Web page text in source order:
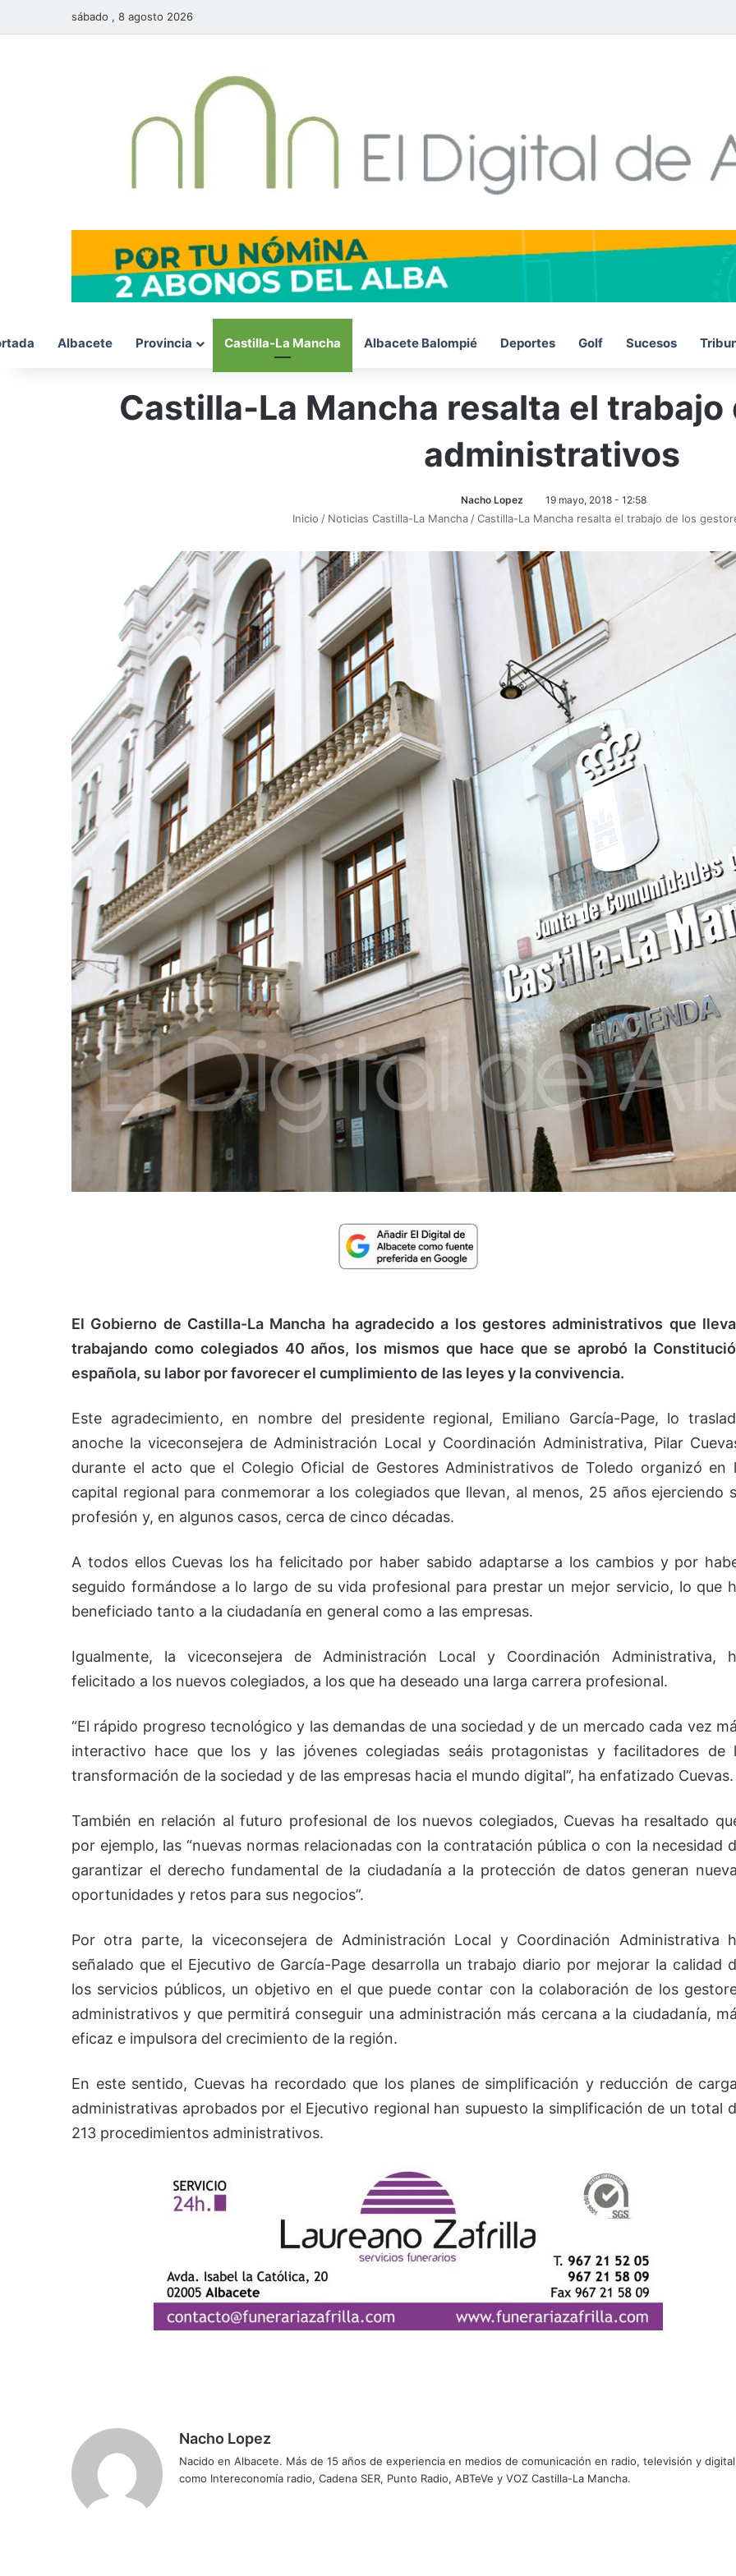
sábado , 8 agosto 2026
Albacete Provincia Castilla-La Mancha Albacete Balompié Deportes Golf Sucesos
Castilla-La Mancha resalta el
administrativos
Nacho Lopez 19 mayo, 2018 - 12:58
Inicio / Noticias Castilla-La Mancha / Castilla-La Mancha resalta el trabajo de los
El Gobierno de Castilla-La Mancha ha agradecido a los gestores administrativos que
trabajando como colegiados 40 años, los mismos que hace que se aprobó la
española, su labor por favorecer el cumplimiento de las leyes y la convivencia.
Este agradecimiento, en nombre del presidente regional, Emiliano García-Page, lo
anoche la viceconsejera de Administración Local y Coordinación Administrativa, Pilar
durante el acto que el Colegio Oficial de Gestores Administrativos de Toledo organizó en
capital regional para conmemorar a los colegiados que llevan, al menos, 25 años ejerciendo
profesión y, en algunos casos, cerca de cinco décadas.
A todos ellos Cuevas los ha felicitado por haber sabido adaptarse a los cambios y por
seguido formándose a lo largo de su vida profesional para prestar un mejor servicio, lo que
beneficiado tanto a la ciudadanía en general como a las empresas.
Igualmente, la viceconsejera de Administración Local y Coordinación Administrativa,
felicitado a los nuevos colegiados, a los que ha deseado una larga carrera profesional.
“El rápido progreso tecnológico y las demandas de una sociedad y de un mercado cada vez
interactivo hace que los y las jóvenes colegiadas seáis protagonistas y facilitadores de
transformación de la sociedad y de las empresas hacia el mundo digital”, ha enfatizado Cuevas.
También en relación al futuro profesional de los nuevos colegiados, Cuevas ha resaltado
por ejemplo, las “nuevas normas relacionadas con la contratación pública o con la necesidad
garantizar el derecho fundamental de la ciudadanía a la protección de datos generan
oportunidades y retos para sus negocios”.
Por otra parte, la viceconsejera de Administración Local y Coordinación Administrativa
señalado que el Ejecutivo de García-Page desarrolla un trabajo diario por mejorar la calidad
los servicios públicos, un objetivo en el que puede contar con la colaboración de los
administrativos y que permitirá conseguir una administración más cercana a la ciudadanía,
eficaz e impulsora del crecimiento de la región.
En este sentido, Cuevas ha recordado que los planes de simplificación y reducción de
administrativas aprobados por el Ejecutivo regional han supuesto la simplificación de un total
213 procedimientos administrativos.
Nacho Lopez
Nacido en Albacete. Más de 15 años de experiencia en medios de comunicación en radio, televisión y
como Intereconomía radio, Cadena SER, Punto Radio, ABTeVe y VOZ Castilla-La Mancha.